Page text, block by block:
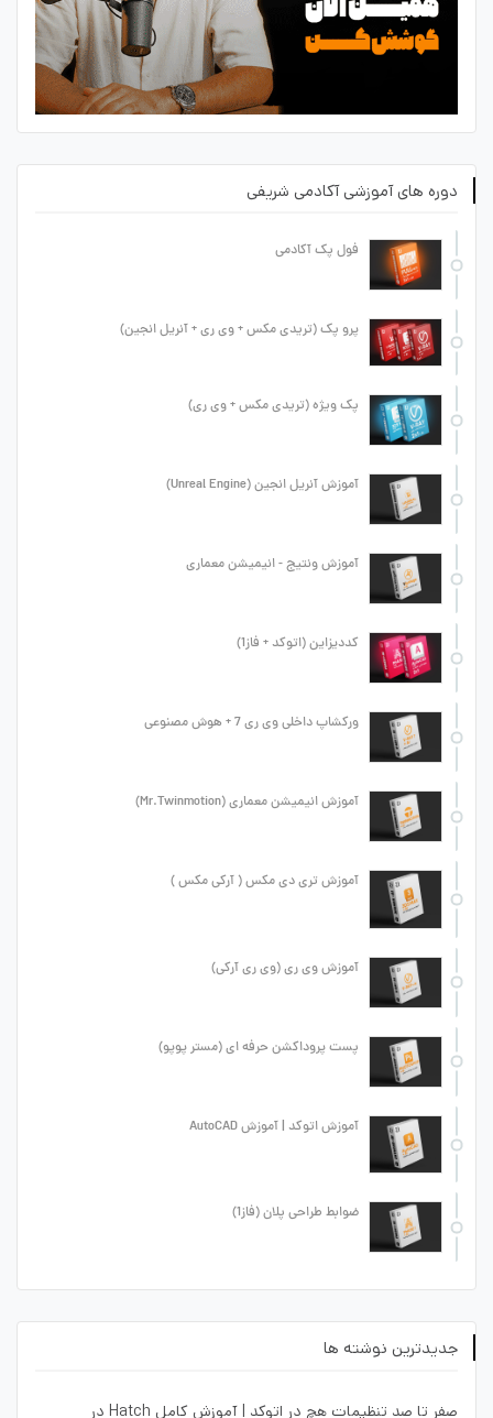
دوره های آموزشی آکادمی شریفی
فول پک آکادمی
پرو پک (تریدی مکس + وی ری + آنریل انجین)
پک ویژه (تریدی مکس + وی ری)
آموزش آنریل انجین (Unreal Engine)
آموزش ونتیج - انیمیشن معماری
کددیزاین (اتوکد + فاز1)
ورکشاپ داخلی وی ری 7 + هوش مصنوعی
آموزش انیمیشن معماری (Mr.Twinmotion)
آموزش تری دی مکس ( آرکی مکس )
آموزش وی ری (وی ری آرکی)
پست پروداکشن حرفه ای (مستر پوپو)
آموزش اتوکد | آموزش AutoCAD
ضوابط طراحی پلان (فاز1)
جدیدترین نوشته ها
صفر تا صد تنظیمات هچ در اتوکد | آموزش کامل Hatch در